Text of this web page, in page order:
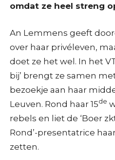
omdat ze heel streng
An Lemmens geeft
over haar privéleven,
doet ze het wel. In het
bij’ brengt ze samen
bezoekje aan haar
Leuven. Rond haar 15de
rebels en liet de ‘Boer
Rond’-presentatrice
zetten.